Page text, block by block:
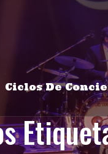
Ciclos De